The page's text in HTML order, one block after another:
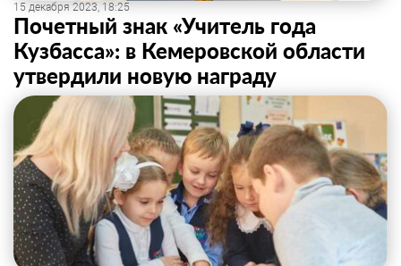
15 декабря 2023, 18:25
Почетный знак «Учитель года
Кузбасса»: в Кемеровской области
утвердили новую награду